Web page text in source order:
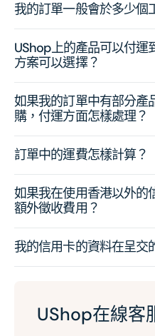
我的訂單一般會於多少個
UShop上的產品可以付運
方案可以選擇？
如果我的訂單中有部分產
購，付運方面怎樣處理？
訂單中的運費怎樣計算？
如果我在使用香港以外的
額外徵收費用？
我的信用卡的資料在呈交
UShop在線客